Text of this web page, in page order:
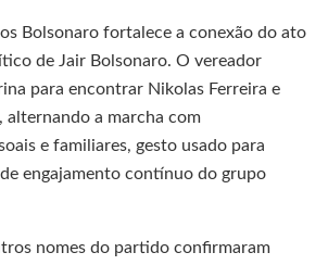
Bolsonaro fortalece a conexão do ato
de Jair Bolsonaro. O vereador
para encontrar Nikolas Ferreira e
alternando a marcha com
e familiares, gesto usado para
engajamento contínuo do grupo
nomes do partido confirmaram